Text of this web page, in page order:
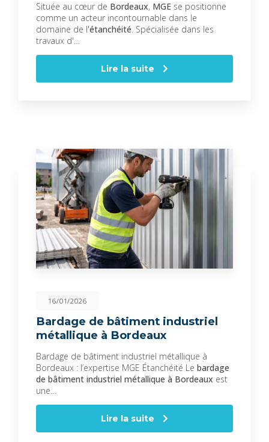
Située au cœur de Bordeaux, MGE se positionne
comme un acteur incontournable dans le
domaine de l'étanchéité. Spécialisée dans les
travaux d'…
Lire la suite
16/01/2026
Bardage de bâtiment industriel
métallique à Bordeaux
Bardage de bâtiment industriel métallique à
Bordeaux : l’expertise MGE Étanchéité Le bardage
de bâtiment industriel métallique à Bordeaux est
une…
Lire la suite